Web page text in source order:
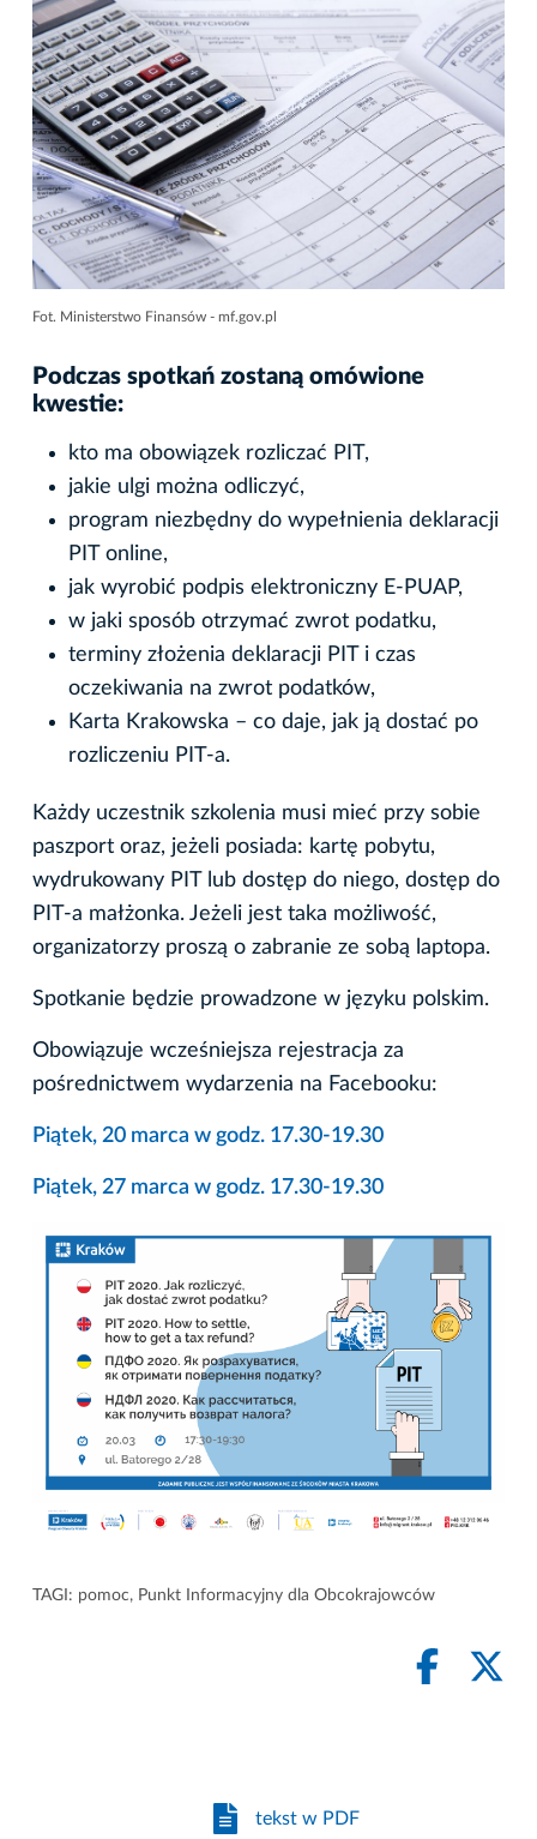
Fot. Ministerstwo Finansów - mf.gov.pl
Podczas spotkań zostaną omówione
kwestie:
kto ma obowiązek rozliczać PIT,
jakie ulgi można odliczyć,
program niezbędny do wypełnienia deklaracji
PIT online,
jak wyrobić podpis elektroniczny E-PUAP,
w jaki sposób otrzymać zwrot podatku,
terminy złożenia deklaracji PIT i czas
oczekiwania na zwrot podatków,
Karta Krakowska – co daje, jak ją dostać po
rozliczeniu PIT-a.
Każdy uczestnik szkolenia musi mieć przy sobie
paszport oraz, jeżeli posiada: kartę pobytu,
wydrukowany PIT lub dostęp do niego, dostęp do
PIT-a małżonka. Jeżeli jest taka możliwość,
organizatorzy proszą o zabranie ze sobą laptopa.
Spotkanie będzie prowadzone w języku polskim.
Obowiązuje wcześniejsza rejestracja za
pośrednictwem wydarzenia na Facebooku:
Piątek, 20 marca w godz. 17.30-19.30
Piątek, 27 marca w godz. 17.30-19.30
TAGI: pomoc, Punkt Informacyjny dla Obcokrajowców
tekst w PDF